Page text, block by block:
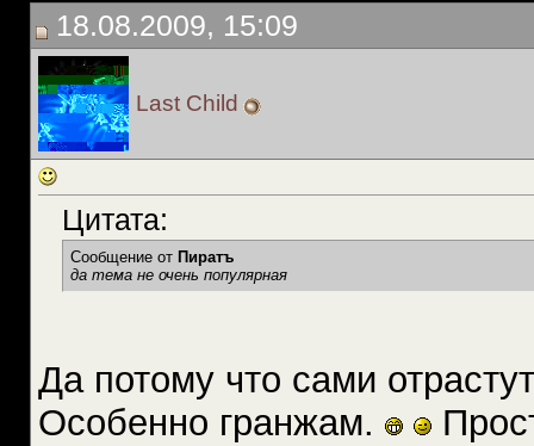
18.08.2009, 15:09
Last Child
Цитата:
Сообщение от Пиратъ
да тема не очень популярная
Да потому что сами
Особенно гранжам.